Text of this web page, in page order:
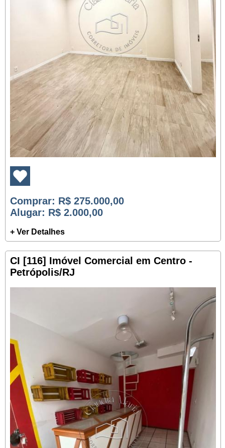
Comprar: R$ 275.000,00
Alugar: R$ 2.000,00
+ Ver Detalhes
CI [116] Imóvel Comercial em Centro -
Petrópolis/RJ